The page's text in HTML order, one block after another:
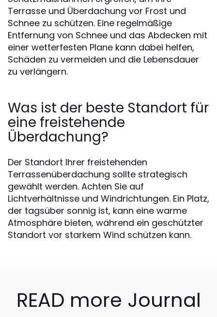
Terrasse und Überdachung vor Frost und
Schnee zu schützen. Eine regelmäßige
Entfernung von Schnee und das Abdecken mit
einer wetterfesten Plane kann dabei helfen,
Schäden zu vermeiden und die Lebensdauer
zu verlängern.
Was ist der beste Standort für
eine freistehende
Überdachung?
Der Standort Ihrer freistehenden
Terrassenüberdachung sollte strategisch
gewählt werden. Achten Sie auf
Lichtverhältnisse und Windrichtungen. Ein Platz,
der tagsüber sonnig ist, kann eine warme
Atmosphäre bieten, während ein geschützter
Standort vor starkem Wind schützen kann.
READ more Journal